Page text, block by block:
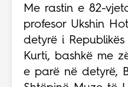
Me rastin e 82-
profesor Ukshin
detyrë i Republikës
Kurti, bashkë me
e parë në detyrë,